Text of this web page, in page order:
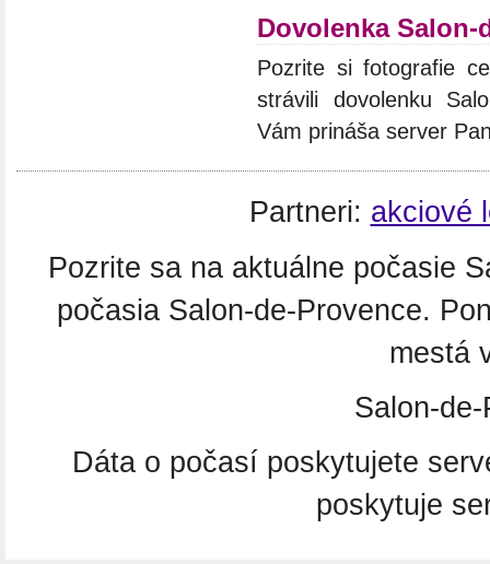
Dovolenka Salon-
Pozrite si fotografie
strávili dovolenku
Vám prináša server
Partneri: akciové
Pozrite sa na aktuálne počasie
počasia Salon-de-Provence.
mestá
Salon-
Dáta o počasí poskytujete
poskytuje